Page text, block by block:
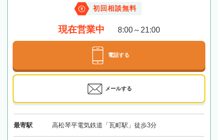
初回相談無料
現在営業中 8:00～21:00
電話する
メールする
最寄駅 高松琴平電気鉄道「瓦町駅」徒歩3分